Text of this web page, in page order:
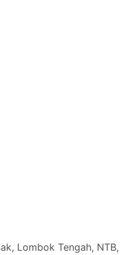
Lombok Tengah, NTB,